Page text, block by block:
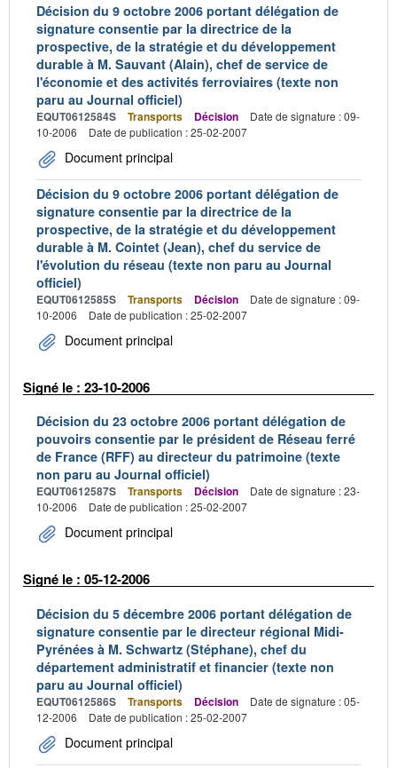
Décision du 9 octobre 2006 portant délégation de
signature consentie par la directrice de la
prospective, de la stratégie et du développement
durable à M. Sauvant (Alain), chef de service de
l'économie et des activités ferroviaires (texte non
paru au Journal officiel)
EQUT0612584S Transports Décision
Date de signature : 09-
10-2006
Date de publication : 25-02-2007
Document principal
Décision du 9 octobre 2006 portant délégation de
signature consentie par la directrice de la
prospective, de la stratégie et du développement
durable à M. Cointet (Jean), chef du service de
l'évolution du réseau (texte non paru au Journal
officiel)
EQUT0612585S Transports Décision
Date de signature : 09-
10-2006
Date de publication : 25-02-2007
Document principal
Signé le : 23-10-2006
Décision du 23 octobre 2006 portant délégation de
pouvoirs consentie par le président de Réseau ferré
de France (RFF) au directeur du patrimoine (texte
non paru au Journal officiel)
EQUT0612587S Transports Décision
Date de signature : 23-
10-2006
Date de publication : 25-02-2007
Document principal
Signé le : 05-12-2006
Décision du 5 décembre 2006 portant délégation de
signature consentie par le directeur régional Midi-
Pyrénées à M. Schwartz (Stéphane), chef du
département administratif et financier (texte non
paru au Journal officiel)
EQUT0612586S Transports Décision
Date de signature : 05-
12-2006
Date de publication : 25-02-2007
Document principal